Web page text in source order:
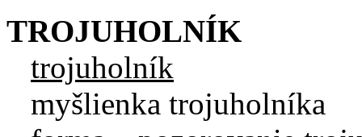
TROJUHOLNÍK
trojuholník
myšlienka trojuholníka